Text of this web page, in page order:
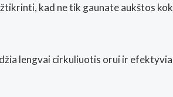
kad ne tik gaunate aukštos
lengvai cirkuliuotis orui ir